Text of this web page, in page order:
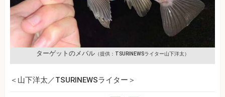
ターゲットのメバル（提供：TSURINEWSライター山下洋太）
＜山下洋太／TSURINEWSライター＞